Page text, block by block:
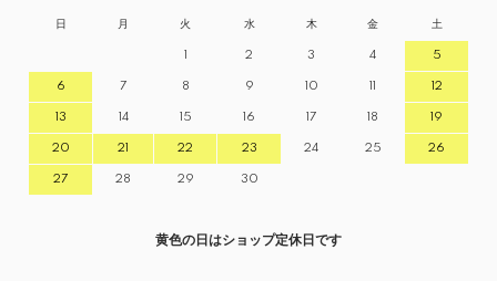
日 月 火 水 木 金 土
1 2 3 4 5
6 7 8 9 10 11 12
13 14 15 16 17 18 19
20 21 22 23 24 25 26
27 28 29 30
黄色の日はショップ定休日です